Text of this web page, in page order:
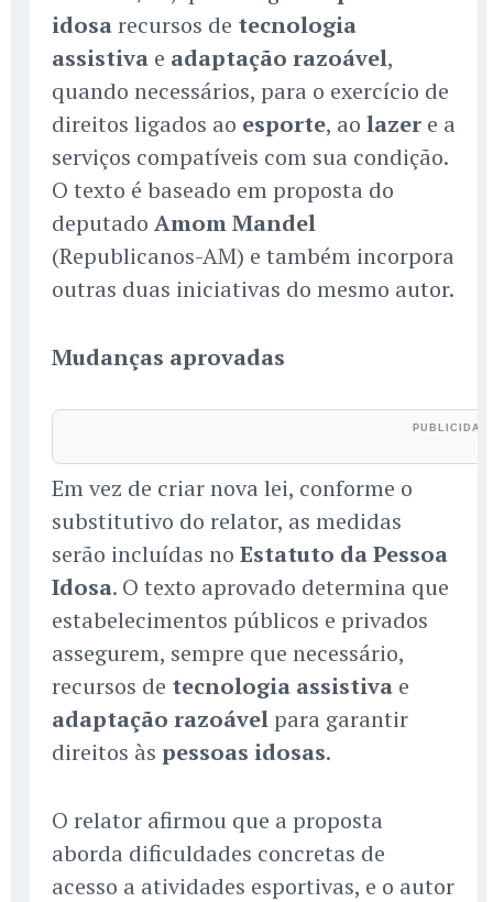
idosarecursos de tecnologia
assistiva e adaptação razoável,
quando necessários, para o exercício de
direitos ligados ao esporte, ao lazer e a
serviços compatíveis com sua condição.
O texto é baseado em proposta do
deputado Amom Mandel
(Republicanos-AM) e também incorpora
outras duas iniciativas do mesmo autor.
Mudanças aprovadas
Em vez de criar nova lei, conforme o
substitutivo do relator, as medidas
serão incluídas no Estatuto da Pessoa
Idosa. O texto aprovado determina que
estabelecimentos públicos e privados
assegurem, sempre que necessário,
recursos de tecnologia assistiva e
adaptação razoável para garantir
direitos às pessoas idosas.
O relator afirmou que a proposta
aborda dificuldades concretas de
acesso a atividades esportivas, e o autor